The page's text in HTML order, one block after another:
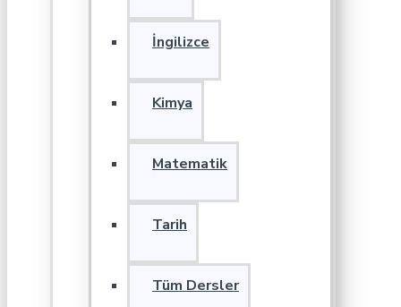
İngilizce
Kimya
Matematik
Tarih
Tüm Dersler